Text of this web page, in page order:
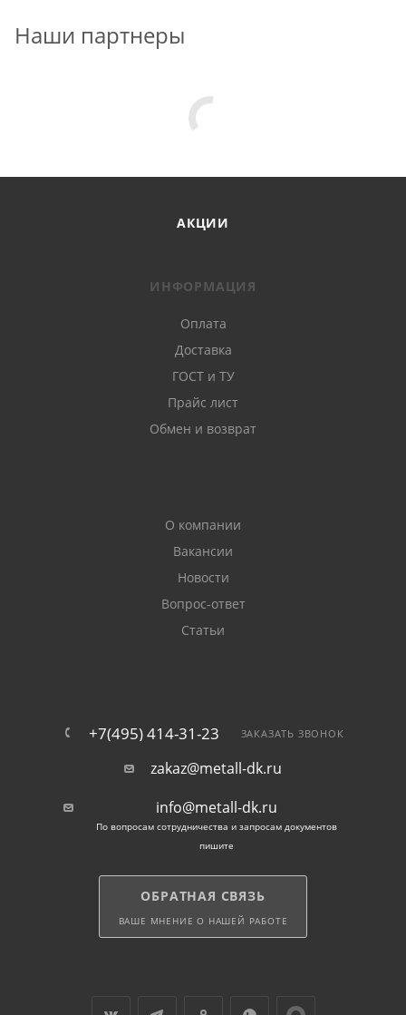
Наши партнеры
АКЦИИ
ИНФОРМАЦИЯ
Оплата
Доставка
ГОСТ и ТУ
Прайс лист
Обмен и возврат
О компании
Вакансии
Новости
Вопрос-ответ
Статьи
+7(495) 414-31-23 ЗАКАЗАТЬ ЗВОНОК
zakaz@metall-dk.ru
info@metall-dk.ru
По вопросам сотрудничества и запросам документов
пишите
ОБРАТНАЯ СВЯЗЬ
ВАШЕ МНЕНИЕ О НАШЕЙ РАБОТЕ